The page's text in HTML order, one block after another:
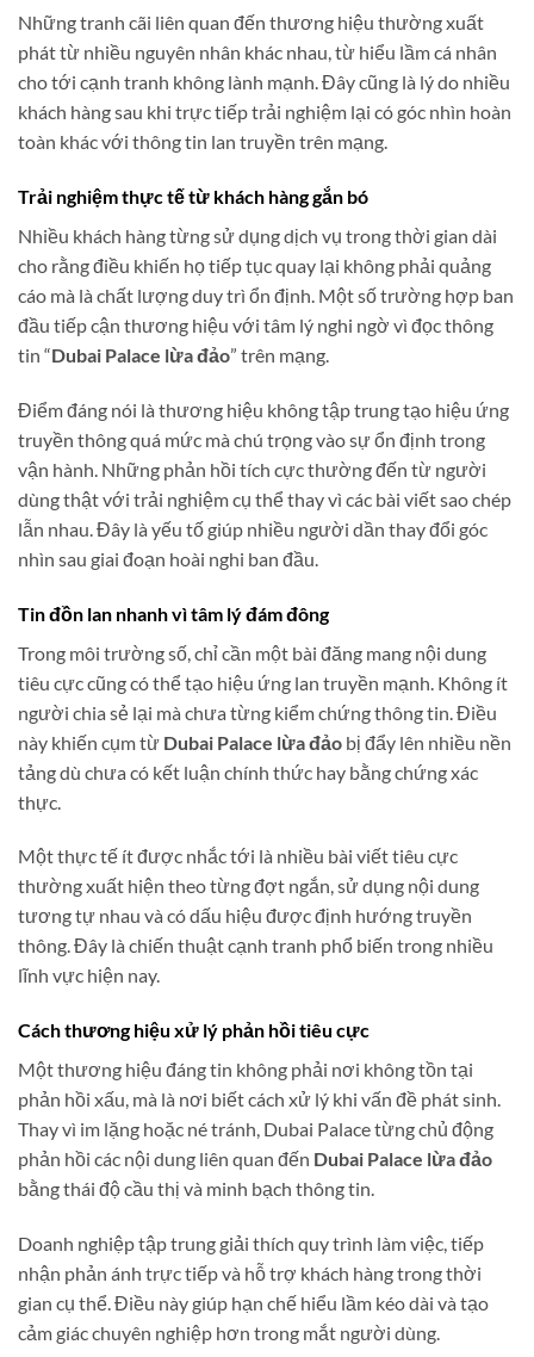
Những tranh cãi liên quan đến thương hiệu thường xuất
phát từ nhiều nguyên nhân khác nhau, từ hiểu lầm cá nhân
cho tới cạnh tranh không lành mạnh. Đây cũng là lý do nhiều
khách hàng sau khi trực tiếp trải nghiệm lại có góc nhìn hoàn
toàn khác với thông tin lan truyền trên mạng.
Trải nghiệm thực tế từ khách hàng gắn bó
Nhiều khách hàng từng sử dụng dịch vụ trong thời gian dài
cho rằng điều khiến họ tiếp tục quay lại không phải quảng
cáo mà là chất lượng duy trì ổn định. Một số trường hợp ban
đầu tiếp cận thương hiệu với tâm lý nghi ngờ vì đọc thông
tin “Dubai Palace lừa đảo” trên mạng.
Điểm đáng nói là thương hiệu không tập trung tạo hiệu ứng
truyền thông quá mức mà chú trọng vào sự ổn định trong
vận hành. Những phản hồi tích cực thường đến từ người
dùng thật với trải nghiệm cụ thể thay vì các bài viết sao chép
lẫn nhau. Đây là yếu tố giúp nhiều người dần thay đổi góc
nhìn sau giai đoạn hoài nghi ban đầu.
Tin đồn lan nhanh vì tâm lý đám đông
Trong môi trường số, chỉ cần một bài đăng mang nội dung
tiêu cực cũng có thể tạo hiệu ứng lan truyền mạnh. Không ít
người chia sẻ lại mà chưa từng kiểm chứng thông tin. Điều
này khiến cụm từ Dubai Palace lừa đảo bị đẩy lên nhiều nền
tảng dù chưa có kết luận chính thức hay bằng chứng xác
thực.
Một thực tế ít được nhắc tới là nhiều bài viết tiêu cực
thường xuất hiện theo từng đợt ngắn, sử dụng nội dung
tương tự nhau và có dấu hiệu được định hướng truyền
thông. Đây là chiến thuật cạnh tranh phổ biến trong nhiều
lĩnh vực hiện nay.
Cách thương hiệu xử lý phản hồi tiêu cực
Một thương hiệu đáng tin không phải nơi không tồn tại
phản hồi xấu, mà là nơi biết cách xử lý khi vấn đề phát sinh.
Thay vì im lặng hoặc né tránh, Dubai Palace từng chủ động
phản hồi các nội dung liên quan đến Dubai Palace lừa đảo
bằng thái độ cầu thị và minh bạch thông tin.
Doanh nghiệp tập trung giải thích quy trình làm việc, tiếp
nhận phản ánh trực tiếp và hỗ trợ khách hàng trong thời
gian cụ thể. Điều này giúp hạn chế hiểu lầm kéo dài và tạo
cảm giác chuyên nghiệp hơn trong mắt người dùng.